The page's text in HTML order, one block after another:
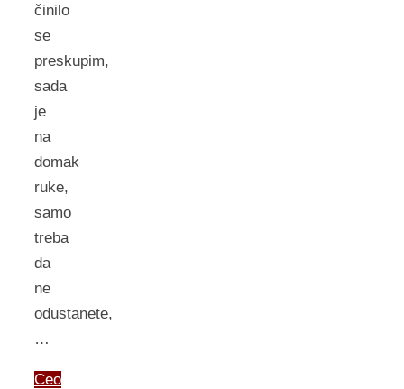
činilo
se
preskupim,
sada
je
na
domak
ruke,
samo
treba
da
ne
odustanete,
…
Ceo